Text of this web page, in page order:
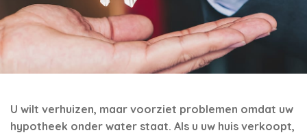
U wilt verhuizen, maar voorziet problemen omdat uw
hypotheek onder water staat. Als u uw huis verkoopt,